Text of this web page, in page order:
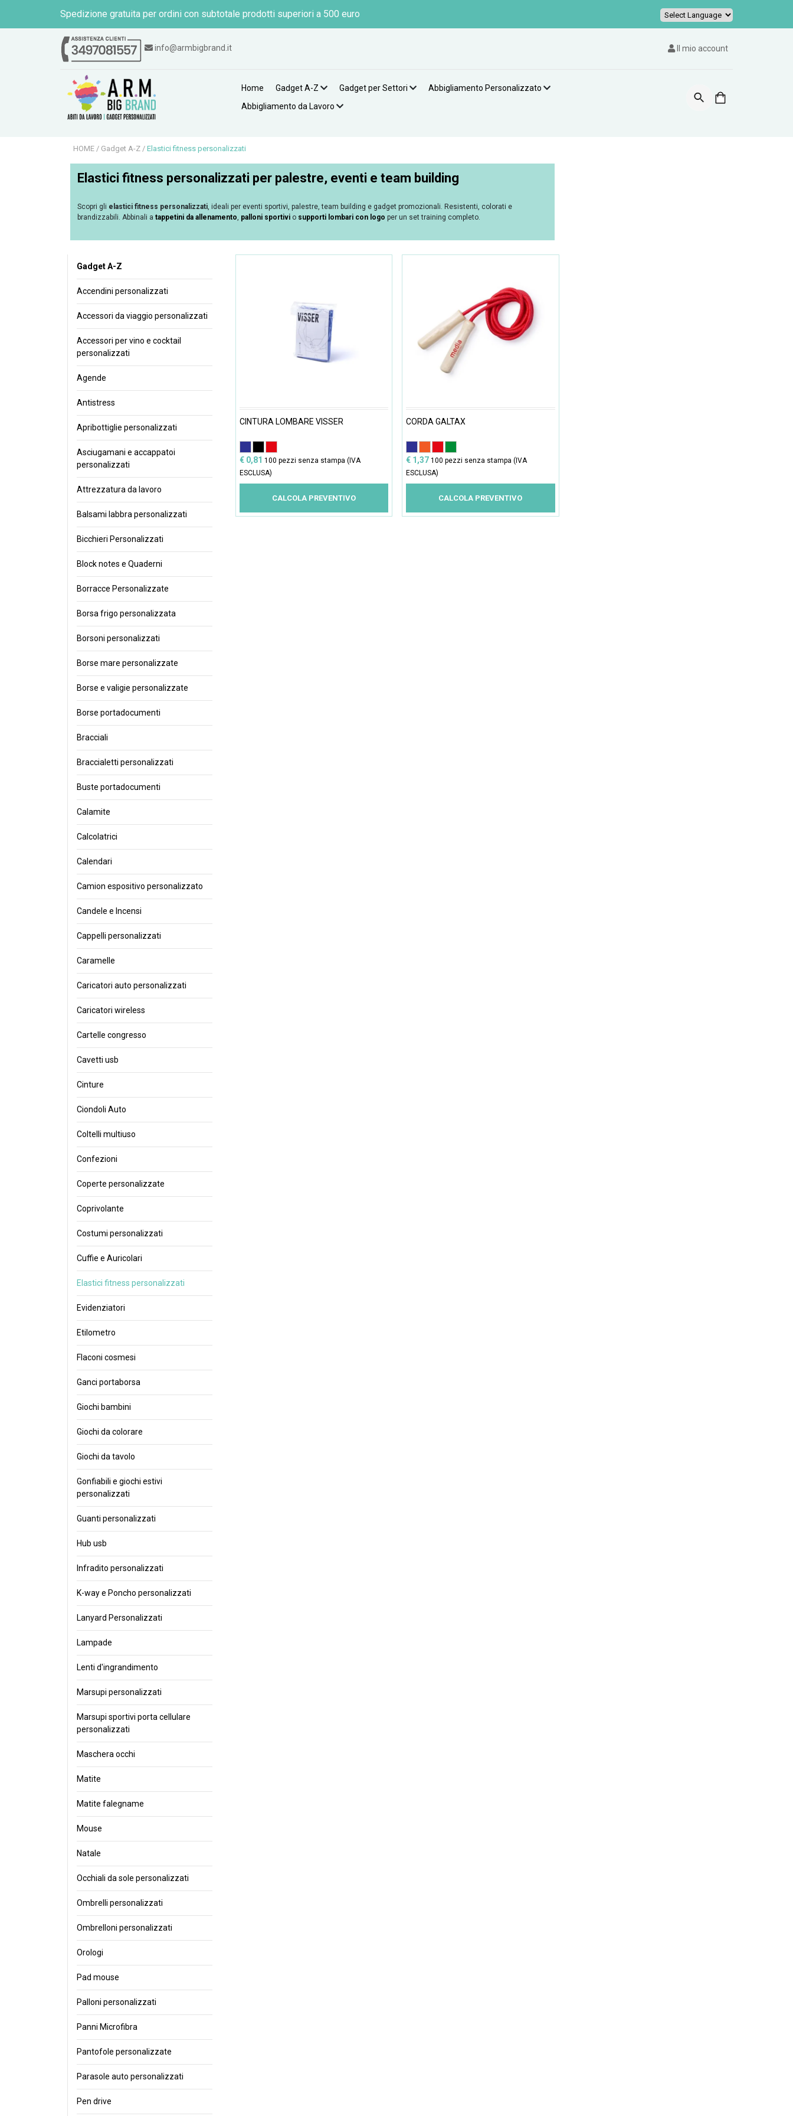
Spedizione gratuita per ordini con subtotale prodotti superiori a 500 euro
Powered by
info@armbigbrand.it Il mio account
Home Gadget A-Z Gadget per Settori
Abbigliamento Personalizzato
Abbigliamento da Lavoro
HOME / Gadget A-Z / Elastici fitness personalizzati
Elastici fitness personalizzati per palestre, eventi e team building
Scopri gli elastici fitness personalizzati, ideali per eventi sportivi, palestre, team building e gadget promozionali. Resistenti, colorati e
brandizzabili. Abbinali a tappetini da allenamento, palloni sportivi o supporti lombari con logo per un set training completo.
Gadget A-Z
Accendini personalizzati
Accessori da viaggio personalizzati
Accessori per vino e cocktail
personalizzati
Agende
Antistress
Apribottiglie personalizzati
Asciugamani e accappatoi
personalizzati
Attrezzatura da lavoro
Balsami labbra personalizzati
Bicchieri Personalizzati
Block notes e Quaderni
Borracce Personalizzate
Borsa frigo personalizzata
Borsoni personalizzati
Borse mare personalizzate
Borse e valigie personalizzate
Borse portadocumenti
Bracciali
Braccialetti personalizzati
Buste portadocumenti
Calamite
Calcolatrici
Calendari
Camion espositivo personalizzato
Candele e Incensi
Cappelli personalizzati
Caramelle
Caricatori auto personalizzati
Caricatori wireless
Cartelle congresso
Cavetti usb
Cinture
Ciondoli Auto
Coltelli multiuso
Confezioni
Coperte personalizzate
Coprivolante
Costumi personalizzati
Cuffie e Auricolari
Elastici fitness personalizzati
Evidenziatori
Etilometro
Flaconi cosmesi
Ganci portaborsa
Giochi bambini
Giochi da colorare
Giochi da tavolo
Gonfiabili e giochi estivi
personalizzati
Guanti personalizzati
Hub usb
Infradito personalizzati
K-way e Poncho personalizzati
Lanyard Personalizzati
Lampade
Lenti d'ingrandimento
Marsupi personalizzati
Marsupi sportivi porta cellulare
personalizzati
Maschera occhi
Matite
Matite falegname
Mouse
Natale
Occhiali da sole personalizzati
Ombrelli personalizzati
Ombrelloni personalizzati
Orologi
Pad mouse
Palloni personalizzati
Panni Microfibra
Pantofole personalizzate
Parasole auto personalizzati
Pen drive
CINTURA LOMBARE VISSER
€ 0,81 100 pezzi senza stampa (IVA
ESCLUSA)
CALCOLA PREVENTIVO
CORDA GALTAX
€ 1,37100 pezzi senza stampa (IVA
ESCLUSA)
CALCOLA PREVENTIVO